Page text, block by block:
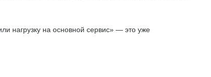
нагрузку на основной сервис» — это уже